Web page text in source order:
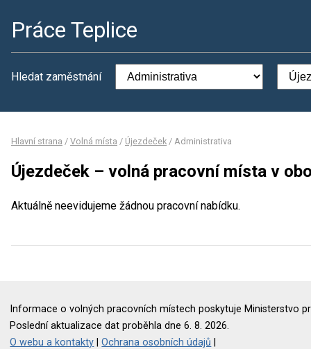
Práce Teplice
Hledat zaměstnání
Hlavní strana / Volná místa / Újezdeček / Administrativa
Újezdeček – volná pracovní místa v
Aktuálně neevidujeme žádnou pracovní nabídku.
Informace o volných pracovních místech poskytuje Ministerstvo
Poslední aktualizace dat proběhla dne 6. 8. 2026.
O webu a kontakty |Ochrana osobních údajů